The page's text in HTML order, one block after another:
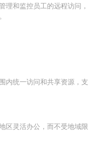
理和监控员工的远程访问，
内统一访问和共享资源，支
区灵活办公，而不受地域限